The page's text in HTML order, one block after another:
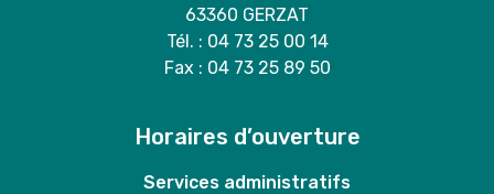
63360 GERZAT
Tél. : 04 73 25 00 14
Fax : 04 73 25 89 50
Horaires d’ouverture
Services administratifs